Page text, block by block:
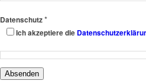
Datenschutz*
Ich akzeptiere die
Absenden